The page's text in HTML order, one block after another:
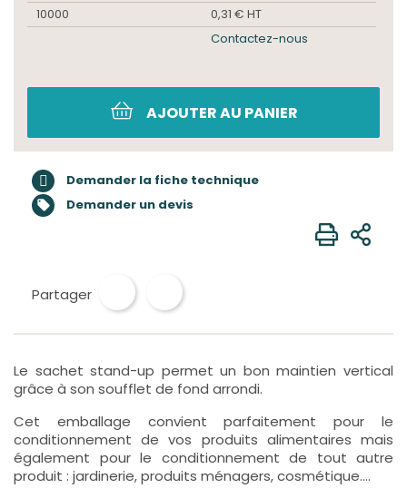
10000
0,31 € HT
Contactez-nous
AJOUTER AU PANIER
Demander la fiche technique
 Demander un devis
Partager
Le sachet stand-up permet un bon maintien vertical
grâce à son soufflet de fond arrondi.
Cet emballage convient parfaitement pour le
conditionnement de vos produits alimentaires mais
également pour le conditionnement de tout autre
produit : jardinerie, produits ménagers, cosmétique….